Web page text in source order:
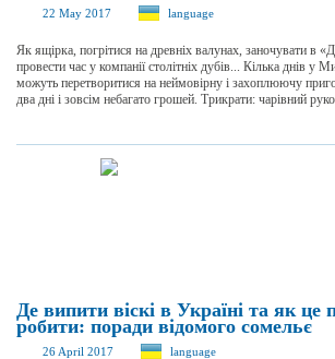
22 May 2017 language
Як ящірка, погрітися на древніх валунах, заночувати в
провести час у компанії столітніх дубів... Кілька днів у
можуть перетворитися на неймовірну і захоплюючу
два дні і зовсім небагато грошей. Трикрати: чарівний
Де випити віскі в Україні та як це
робити: поради відомого сомельє
26 April 2017 language